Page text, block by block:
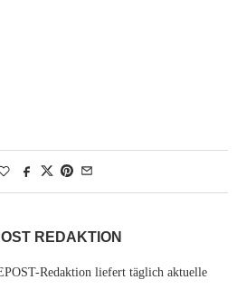
REDAKTION
Redaktion liefert täglich aktuelle